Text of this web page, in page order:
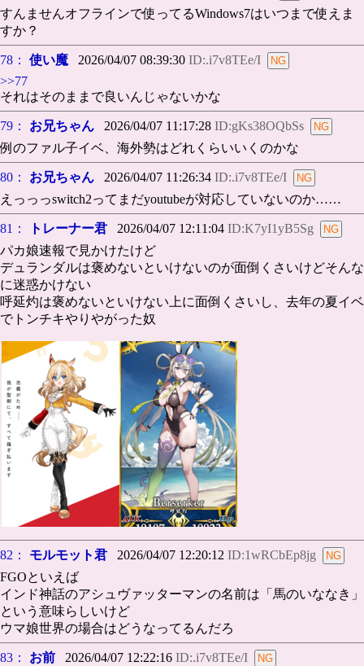
すんませんオフラインで使ってるWindows7はいつまで使えま
すか？
78： 使い魔 2026/04/07 08:39:30 ID:.i7v8TEe/I
>>77
それはそのままで良いんじゃないかな
79： お兄ちゃん 2026/04/07 11:17:28 ID:gKs38OQbSs
例のファル子イベ、海外勢はどれくらいいくのかな
80： お兄ちゃん 2026/04/07 11:26:34 ID:.i7v8TEe/I
えっっっswitch2ってまだyoutubeが対応していないのか……
81： トレーナー君 2026/04/07 12:11:04 ID:K7yI1yB5Sg
パカ娘速報で見かけたけど
デュランダルは褒めないといけないのが面倒くさいけどそんな
に迷惑かけない
呼延灼は褒めないといけない上に面倒くさいし、去年の夏イベ
でトンチキやりやがった奴
82： モルモット君 2026/04/07 12:20:12 ID:1wRCbEp8jg
FGOといえば
インド神話のアシュヴァッターマンの名前は「馬のいななき」
という意味らしいけど
ウマ娘世界の場合はどうなってるんだろ
83： お前 2026/04/07 12:22:16 ID:.i7v8TEe/I